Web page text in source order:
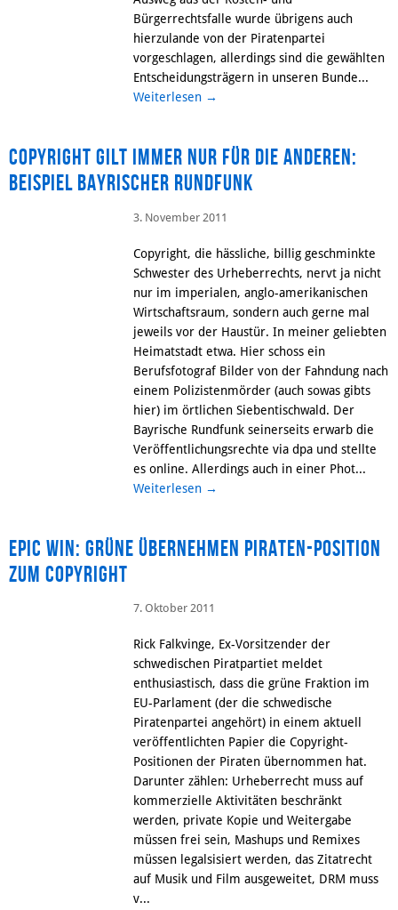
Bürgerrechtsfalle wurde übrigens auch
hierzulande von der Piratenpartei
vorgeschlagen, allerdings sind die gewählten
Entscheidungsträgern in unseren Bunde...
Weiterlesen →
Copyright gilt immer nur für die Anderen:
Beispiel Bayrischer Rundfunk
3. November 2011
Copyright, die hässliche, billig geschminkte
Schwester des Urheberrechts, nervt ja nicht
nur im imperialen, anglo-amerikanischen
Wirtschaftsraum, sondern auch gerne mal
jeweils vor der Haustür. In meiner geliebten
Heimatstadt etwa. Hier schoss ein
Berufsfotograf Bilder von der Fahndung nach
einem Polizistenmörder (auch sowas gibts
hier) im örtlichen Siebentischwald. Der
Bayrische Rundfunk seinerseits erwarb die
Veröffentlichungsrechte via dpa und stellte
es online. Allerdings auch in einer Phot...
Weiterlesen →
Epic Win: Grüne übernehmen Piraten-Position
zum Copyright
7. Oktober 2011
Rick Falkvinge, Ex-Vorsitzender der
schwedischen Piratpartiet meldet
enthusiastisch, dass die grüne Fraktion im
EU-Parlament (der die schwedische
Piratenpartei angehört) in einem aktuell
veröffentlichten Papier die Copyright-
Positionen der Piraten übernommen hat.
Darunter zählen: Urheberrecht muss auf
kommerzielle Aktivitäten beschränkt
werden, private Kopie und Weitergabe
müssen frei sein, Mashups und Remixes
müssen legalsisiert werden, das Zitatrecht
auf Musik und Film ausgeweitet, DRM muss
v...